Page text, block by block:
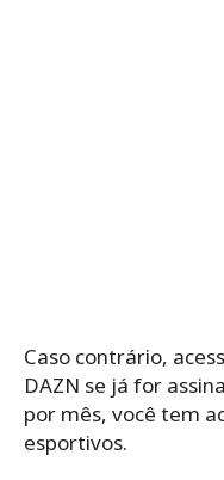
Caso contrário,
DAZN se já for
por mês, você tem
esportivos.